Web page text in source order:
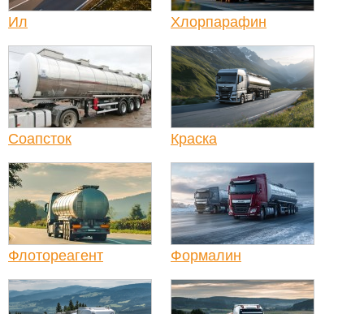
Ил Хлорпарафин
Соапсток Краска
Флотореагент Формалин